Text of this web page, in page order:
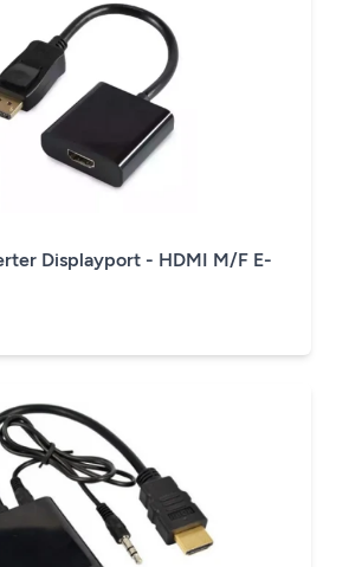
Displayport - HDMI M/F E-